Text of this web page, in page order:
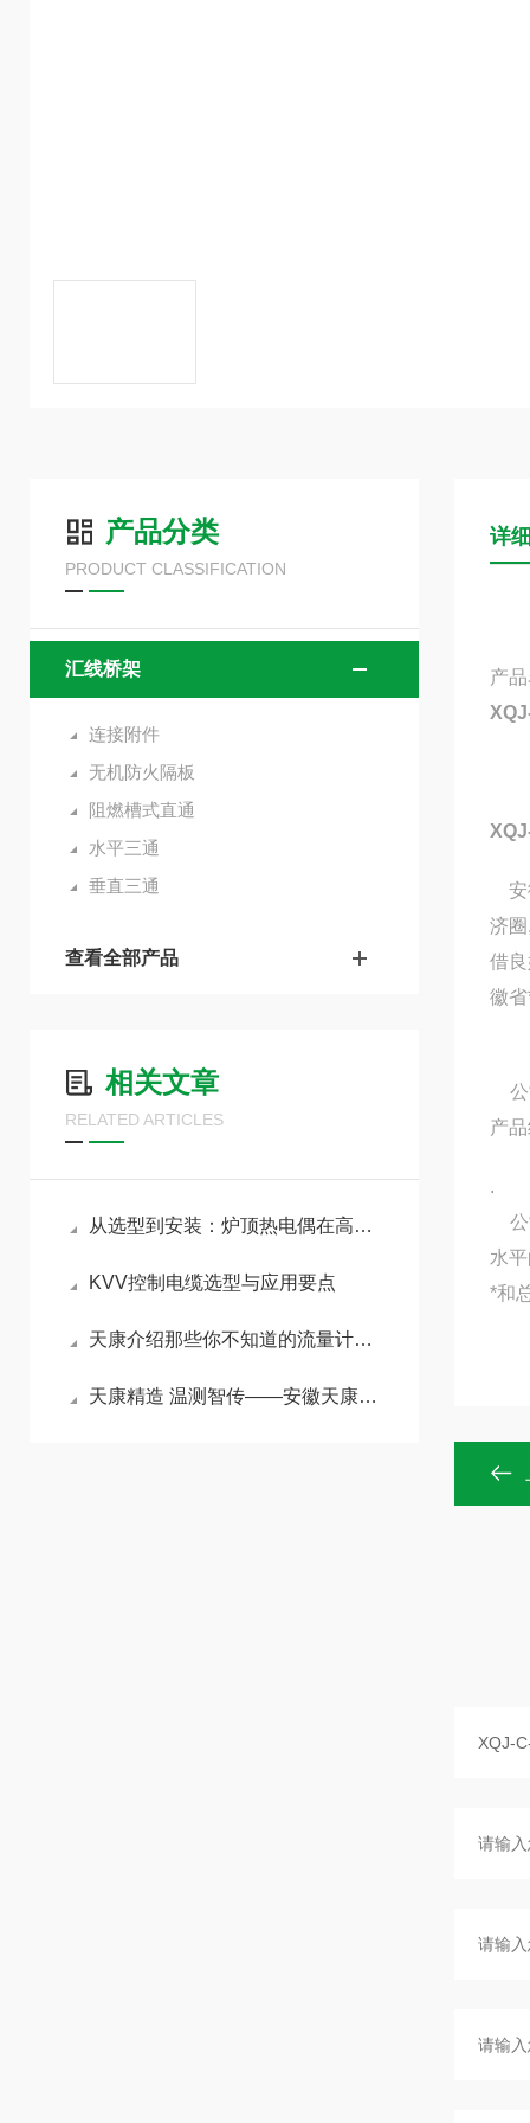
产品分类
PRODUCT CLASSIFICATION
汇线桥架
连接附件
无机防火隔板
阻燃槽式直通
水平三通
垂直三通
查看全部产品
相关文章
RELATED ARTICLES
从选型到安装：炉顶热电偶在高温恶劣环境中的可靠设计与工程实践
KVV控制电缆选型与应用要点
天康介绍那些你不知道的流量计小知识
天康精造 温测智传——安徽天康远传双金属温度计赋能工业精准测控
详
产
安
济
借
徽
公
产
.
公
水
*和